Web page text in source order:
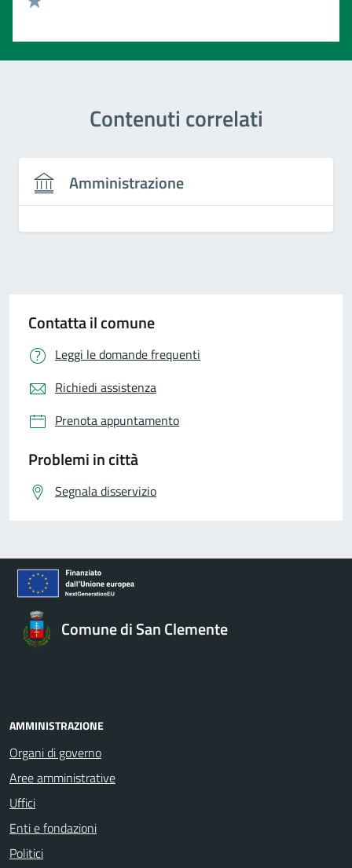
Contenuti correlati
Amministrazione
Contatta il comune
Leggi le domande frequenti
Richiedi assistenza
Prenota appuntamento
Problemi in città
Segnala disservizio
Comune di San Clemente
AMMINISTRAZIONE
Organi di governo
Aree amministrative
Uffici
Enti e fondazioni
Politici